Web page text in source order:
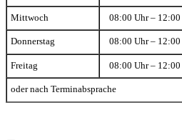
Mittwoch 08:00 Uhr – 12:00
Donnerstag 08:00 Uhr – 12:00
Freitag 08:00 Uhr – 12:00
oder nach Terminabsprache